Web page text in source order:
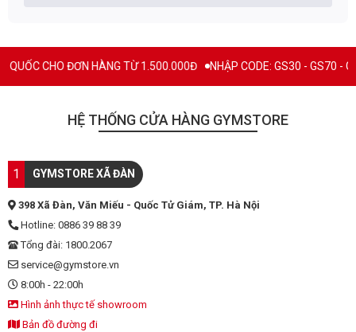
HÀNG TỪ 1.500.000Đ NHẬP CODE: GS30 - GS70 - GS100 giảm trực
HỆ THỐNG CỬA HÀNG GYMSTORE
1 GYMSTORE XÃ ĐÀN
398 Xã Đàn, Văn Miếu - Quốc Tử Giám, TP. Hà Nội
Hotline: 0886 39 88 39
Tổng đài: 1800.2067
service@gymstore.vn
8:00h - 22:00h
Hình ảnh thực tế showroom
Bản đồ đường đi